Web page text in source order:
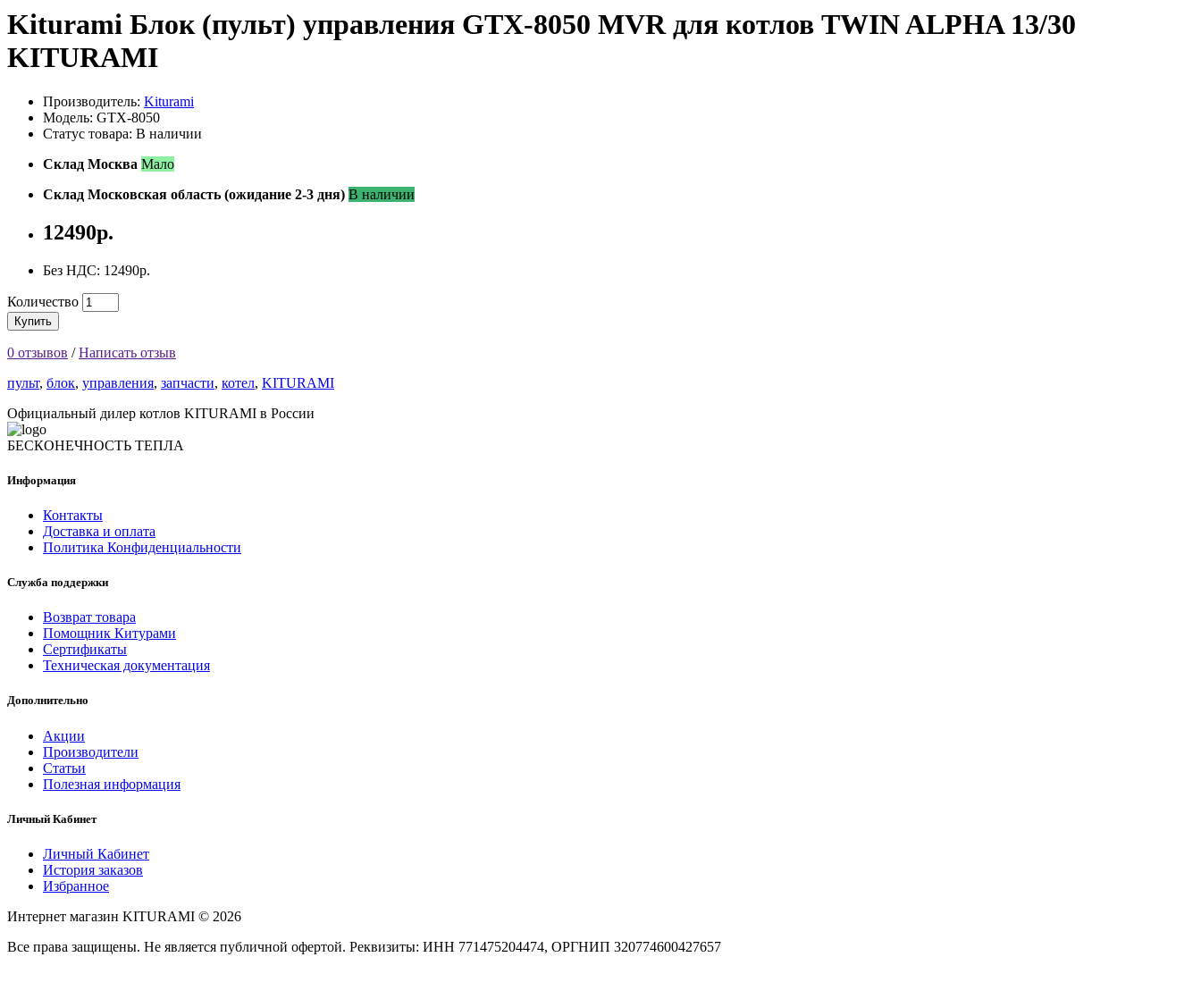
Kiturami Блок (пульт) управления GTX-8050 MVR для котлов TWIN ALPHA 13/30
KITURAMI
Производитель: Kiturami
Модель: GTX-8050
Статус товара: В наличии
Склад Москва Мало
Склад Московская область (ожидание 2-3 дня) В наличии
12490р.
Без НДС: 12490р.
Количество
Купить
0 отзывов /Написать отзыв
пульт, блок, управления, запчасти, котел, KITURAMI
Официальный дилер котлов KITURAMI в России
БЕСКОНЕЧНОСТЬ ТЕПЛА
Информация
Контакты
Доставка и оплата
Политика Конфиденциальности
Служба поддержки
Возврат товара
Помощник Китурами
Сертификаты
Техническая документация
Дополнительно
Акции
Производители
Статьи
Полезная информация
Личный Кабинет
Личный Кабинет
История заказов
Избранное
Интернет магазин KITURAMI © 2026
Все права защищены. Не является публичной офертой. Реквизиты: ИНН 771475204474, ОРГНИП 320774600427657